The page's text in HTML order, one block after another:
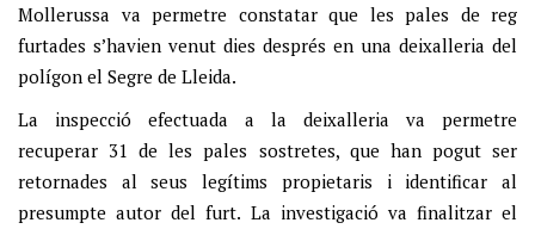
Mollerussa va permetre constatar que les pales de reg
furtades s’havien venut dies després en una deixalleria del
polígon el Segre de Lleida.
La inspecció efectuada a la deixalleria va permetre
recuperar 31 de les pales sostretes, que han pogut ser
retornades al seus legítims propietaris i identificar al
presumpte autor del furt. La investigació va finalitzar el